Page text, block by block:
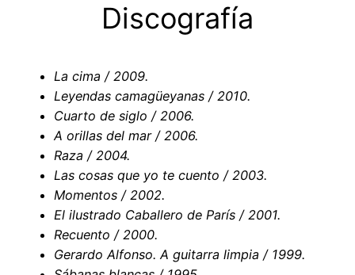
Discografía
La cima / 2009.
Leyendas camagüeyanas / 2010.
Cuarto de siglo / 2006.
A orillas del mar / 2006.
Raza / 2004.
Las cosas que yo te cuento / 2003.
Momentos / 2002.
El ilustrado Caballero de París / 2001.
Recuento / 2000.
Gerardo Alfonso. A guitarra limpia / 1999.